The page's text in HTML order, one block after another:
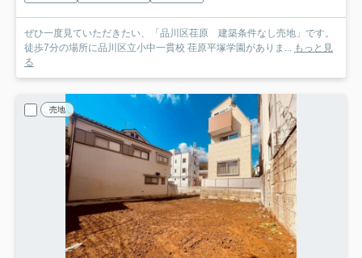
ぜひ一度見ていただきたい、「品川区荏原 建築条件なし売地」です。
徒歩7分の場所に品川区立小中一貫校 荏原平塚学園がありま... もっと見
る
売地